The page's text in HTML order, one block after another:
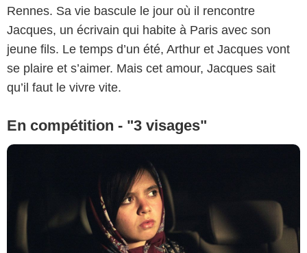
Rennes. Sa vie bascule le jour où il rencontre
Jacques, un écrivain qui habite à Paris avec son
jeune fils. Le temps d’un été, Arthur et Jacques vont
se plaire et s’aimer. Mais cet amour, Jacques sait
qu’il faut le vivre vite.
En compétition - "3 visages"